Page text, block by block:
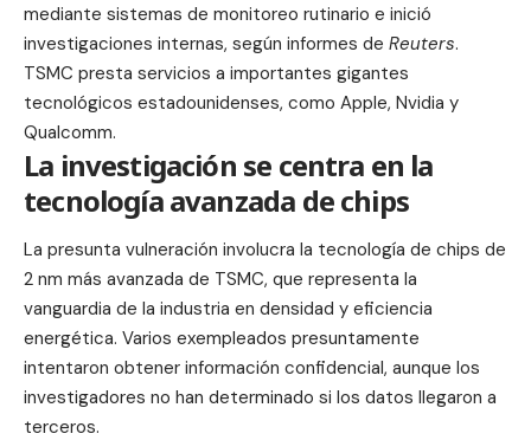
mediante sistemas de monitoreo rutinario e inició
investigaciones internas, según informes de Reuters.
TSMC presta servicios a importantes gigantes
tecnológicos estadounidenses, como Apple, Nvidia y
Qualcomm.
La investigación se centra en la
tecnología avanzada de chips
La presunta vulneración involucra la tecnología de chips de
2 nm más avanzada de TSMC, que representa la
vanguardia de la industria en densidad y eficiencia
energética. Varios exempleados presuntamente
intentaron obtener información confidencial, aunque los
investigadores no han determinado si los datos llegaron a
terceros.